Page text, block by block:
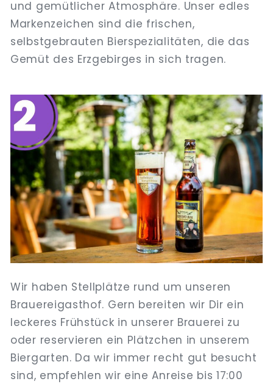
und gemütlicher Atmosphäre. Unser edles
Markenzeichen sind die frischen,
selbstgebrauten Bierspezialitäten, die das
Gemüt des Erzgebirges in sich tragen.
Wir haben Stellplätze rund um unseren
Brauereigasthof. Gern bereiten wir Dir ein
leckeres Frühstück in unserer Brauerei zu
oder reservieren ein Plätzchen in unserem
Biergarten. Da wir immer recht gut besucht
sind, empfehlen wir eine Anreise bis 17:00